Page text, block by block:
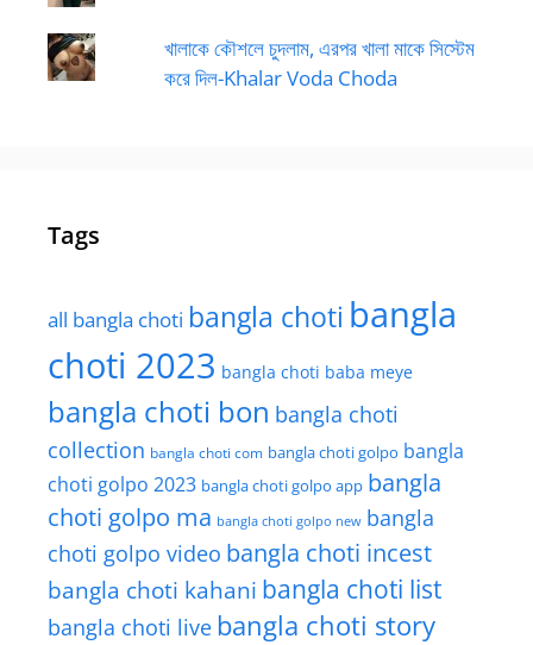
খালাকে কৌশলে চুদলাম, এরপর খালা মাকে সিস্টেম
করে দিল-Khalar Voda Choda
Tags
all bangla choti bangla choti bangla
choti 2023 bangla choti baba meye
bangla choti bon bangla choti
collection bangla choti com bangla choti golpo bangla
choti golpo 2023 bangla choti golpo app bangla
choti golpo ma bangla choti golpo new bangla
choti golpo video bangla choti incest
bangla choti kahani bangla choti list
bangla choti live bangla choti story